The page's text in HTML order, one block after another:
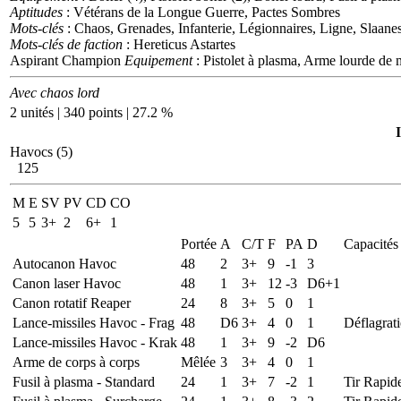
Aptitudes : Vétérans de la Longue Guerre, Pactes Sombres
Mots-clés : Chaos, Grenades, Infanterie, Légionnaires, Ligne,
Mots-clés de faction : Hereticus Astartes
Aspirant Champion Equipement: Pistolet à plasma, Arme lourde de
Avec chaos lord
2 unités | 340 points | 27.2 %
Havocs (5)
125
M E SV PV CD CO
5
5 3+ 2 6+
1
Portée A C/T F PA D
Capacités
Autocanon Havoc
48 2 3+ 9 -1
3
Canon laser Havoc
48 1 3+ 12 -3
D6+1
Canon rotatif Reaper
24 8 3+ 5 0
1
Lance-missiles Havoc - Frag 48 D6 3+ 4 0 1
Lance-missiles Havoc - Krak 48 1 3+ 9 -2
D6
Arme de corps à corps
Mêlée 3 3+ 4 0
1
Fusil à plasma - Standard
24 1 3+ 7 -2 1
Tir